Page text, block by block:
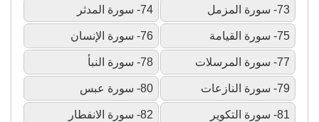
73- سورة المزمل 74- سورة المدثر
75- سورة القيامة 76- سورة الإنسان
77- سورة المرسلات 78- سورة النبأ
79- سورة النازعات 80- سورة عبس
81- سورة التكوير 82- سورة الانفطار